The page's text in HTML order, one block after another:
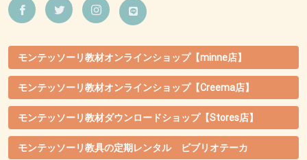
モンテッソーリ教材オンラインショップ【minne店】
モンテッソーリ教材オンラインショップ【Creema店】
モンテッソーリ教材ダウンロードショップ【Stores店】
モンテッソーリ教具の定期レンタル ビブリオテーカ